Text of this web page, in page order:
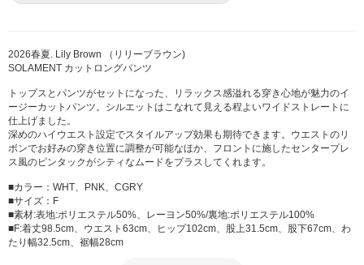
2026春夏. Lily Brown （リリーブラウン)
SOLAMENT カットロングパンツ
トップスとパンツがセットになった、リラックス感溢れる穿き心地が魅力のイ
ージーカットパンツ。シルエットはこなれて見える程よいワイドストレートに
仕上げました。
深めのハイウエスト設定でスタイルアップ効果も期待できます。ウエストのリ
ボンでお好みの穿き位置に調整が可能なほか、フロントに施したセンタープレ
ス風のピンタックがシティなムードをプラスしてくれます。
■カラー：WHT、PNK、CGRY
■サイズ：F
■素材:表地:ポリエステル50%、レーヨン50%/裏地:ポリエステル100%
■F:着丈98.5cm、ウエスト63cm、ヒップ102cm、股上31.5cm、股下67cm、わ
たり幅32.5cm、裾幅28cm